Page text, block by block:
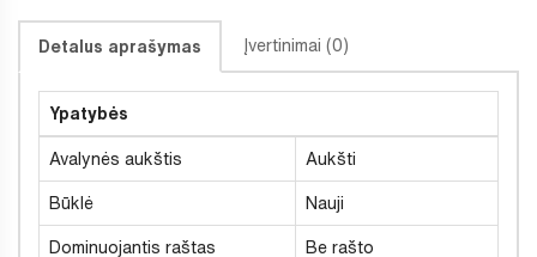
Detalus aprašymas Įvertinimai (0)
Ypatybės
Avalynės aukštis Aukšti
Būklė Nauji
Dominuojantis raštas Be rašto